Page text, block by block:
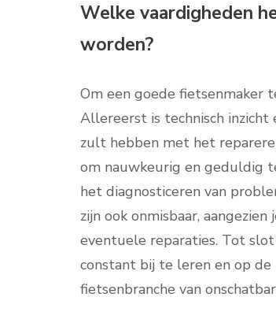
Welke vaardigheden
worden?
Om een goede fietsenmaker
Allereerst is technisch inzicht
zult hebben met het
om nauwkeurig en geduldig
het diagnosticeren van
zijn ook onmisbaar,
eventuele reparaties. Tot
constant bij te leren en op
fietsenbranche van